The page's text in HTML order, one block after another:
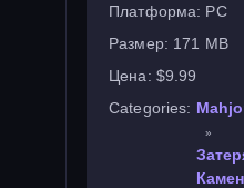
Платформа: PC
Размер: 171 MB
Цена: $9.99
Categories:
»